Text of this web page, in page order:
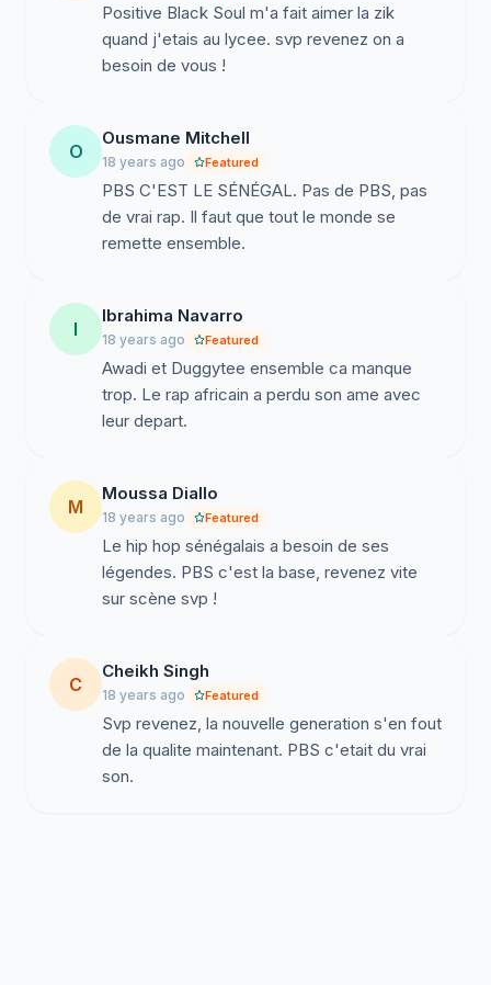
Positive Black Soul m'a fait aimer la zik
quand j'etais au lycee. svp revenez on a
besoin de vous !
O
Ousmane Mitchell
18 years ago Featured
PBS C'EST LE SÉNÉGAL. Pas de PBS, pas
de vrai rap. Il faut que tout le monde se
remette ensemble.
I
Ibrahima Navarro
18 years ago Featured
Awadi et Duggytee ensemble ca manque
trop. Le rap africain a perdu son ame avec
leur depart.
M
Moussa Diallo
18 years ago Featured
Le hip hop sénégalais a besoin de ses
légendes. PBS c'est la base, revenez vite
sur scène svp !
C
Cheikh Singh
18 years ago Featured
Svp revenez, la nouvelle generation s'en fout
de la qualite maintenant. PBS c'etait du vrai
son.